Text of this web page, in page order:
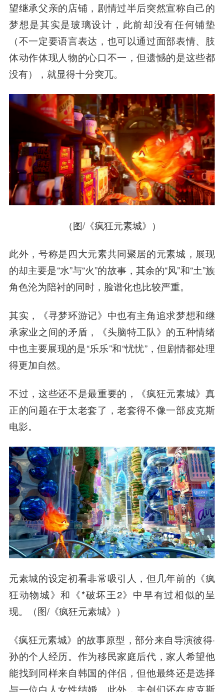
望继承父亲的店铺，剧情过半后突然宣称自己的
梦想是其实是玻璃设计，此前却没有任何铺垫
（不一定要语言表达，也可以通过面部表情、肢
体动作体现人物的心口不一，但遗憾的是这些都
没有），就显得十分突兀。
（图/《疯狂元素城》）
此外，号称是四大元素共同聚居的元素城，展现
的却主要是“水”与“火”的故事，其余的“风”和“土”族
角色沦为陪衬的同时，脸谱化也比较严重。
其实，《寻梦环游记》中也有主角追求梦想和继
承家业之间的矛盾，《头脑特工队》的五种情绪
中也主要展现的是“乐乐”和“忧忧”，但剧情都处理
得更加自然。
不过，这些还不是最重要的，《疯狂元素城》真
正的问题在于太老套了，老套得不像一部皮克斯
电影。
元素城的设定初看非常吸引人，但几年前的《疯
狂动物城》和《*破坏王2》中早有过相似的呈
现。（图/《疯狂元素城》）
《疯狂元素城》的故事原型，部分来自导演彼得·
孙的个人经历。作为移民家庭后代，家人希望他
能找到同样来自韩国的伴侣，但他最终还是选择
与一位白人女性结婚。此外，主创们还在皮克斯